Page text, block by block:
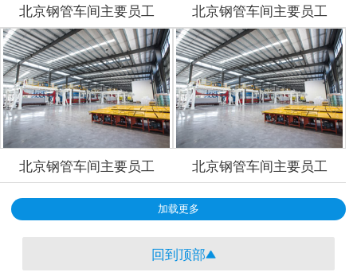
北京钢管车间主要员工 北京钢管车间主要员工
北京钢管车间主要员工 北京钢管车间主要员工
加载更多
回到顶部